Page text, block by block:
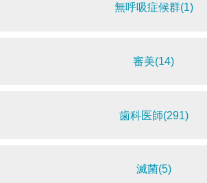
無呼吸症候群(1)
審美(14)
歯科医師(291)
滅菌(5)